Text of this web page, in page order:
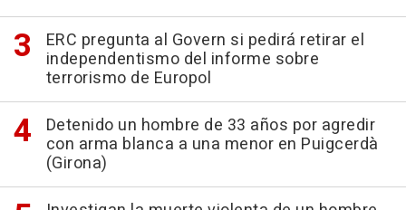
ERC pregunta al Govern si pedirá retirar el
independentismo del informe sobre
terrorismo de Europol
Detenido un hombre de 33 años por agredir
con arma blanca a una menor en Puigcerdà
(Girona)